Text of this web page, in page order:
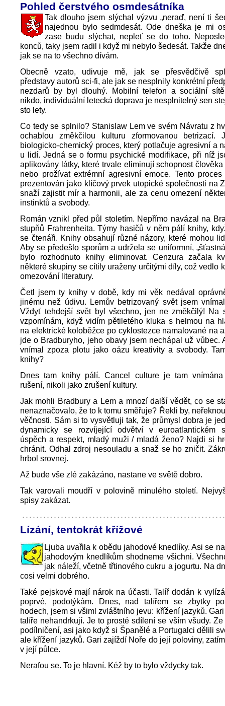
Pohled čerstvého osmdesátníka
Tak dlouho jsem slýchal výzvu „neraď, není ti
najednou bylo sedmdesát. Ode dneška je mi
zase budu slýchat, nepleť se do toho.
konců, taky jsem radil i když mi nebylo šedesát. Takže
jak se na to všechno dívám.
Obecně vzato, udivuje mě, jak se přesvědčivě
představy autorů sci-fi, ale jak se nesplnily konkrétní
nezdarů by byl dlouhý. Mobilní telefon a sociální
nikdo, individuální letecká doprava je nesplnitelný sen
sto lety.
Co tedy se splnilo? Stanislaw Lem ve svém Návratu z
ochablou změkčilou kulturu zformovanou betrizací.
biologicko-chemický proces, který potlačuje agresivní a
u lidí. Jedná se o formu psychické modifikace, při níž
aplikovány látky, které trvale eliminují schopnost
nebo prožívat extrémní agresivní emoce. Tento
prezentován jako klíčový prvek utopické společnosti na
snaží zajistit mír a harmonii, ale za cenu omezení
instinktů a svobody.
Román vznikl před půl stoletím. Nepřímo navázal na
stupňů Frahrenheita. Týmy hasičů v něm pálí knihy,
se čtenáři. Knihy obsahují různé názory, které mohou
Aby se předešlo sporům a udržela se uniformní,
bylo rozhodnuto knihy eliminovat. Cenzura začala
některé skupiny se cítily uraženy určitými díly, což vedlo
omezování literatury.
Četl jsem ty knihy v době, kdy mi věk nedával
jinému než údivu. Lemův betrizovaný svět jsem
Vždyť tehdejší svět byl všechno, jen ne změkčilý! Na
vzpomínám, když vidím pětiletého kluka s helmou na
na elektrické koloběžce po cyklostezce namalované na
jde o Bradburyho, jeho obavy jsem nechápal už vůbec.
vnímal zpoza plotu jako oázu kreativity a svobody.
knihy?
Dnes tam knihy pálí. Cancel culture je tam
rušení, nikoli jako zrušení kultury.
Jak mohli Bradbury a Lem a mnozí další vědět, co se
nenaznačovalo, že to k tomu směřuje? Řekli by,
věčnosti. Sám si to vysvětluji tak, že průmysl dobra je
dynamicky se rozvíjející odvětví v euroatlantickém
úspěch a respekt, mladý muži / mladá ženo? Najdi si
chránit. Odhal zdroj nesouladu a snaž se ho zničit.
hrbol srovnej.
Až bude vše zlé zakázáno, nastane ve světě dobro.
Tak varovali moudří v polovině minulého století.
spisy zakázat.
Lízání, tentokrát křížové
Ljuba uvařila k obědu jahodové knedlíky. Asi se
jahodovým knedlíkům shodneme všichni.
jak náleží, včetně třtinového cukru a jogurtu. Na
cosi velmi dobrého.
Také pejskové mají nárok na účasti. Talíř dodán k
poprvé, podotýkám. Dnes, nad talířem se zbytky
hodech, jsem si všiml zvláštního jevu: křížení jazyků.
talíře nehandrkují. Je to prosté sdílení se vším všudy.
podílničení, asi jako když si Španělé a Portugalci dělili
ale křížení jazyků. Gari zajíždí Noře do její poloviny,
v její půlce.
Nerafou se. To je hlavní. Kéž by to bylo vždycky tak.